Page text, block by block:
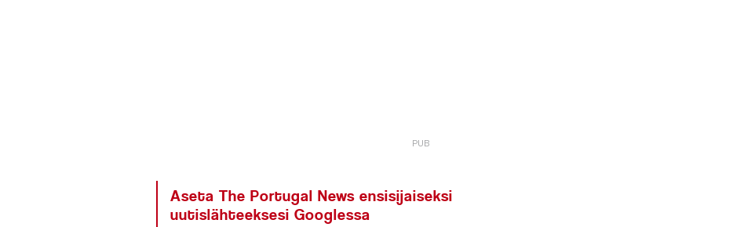
Aseta The Portugal News ensisijaiseksi
uutislähteeksesi Googlessa